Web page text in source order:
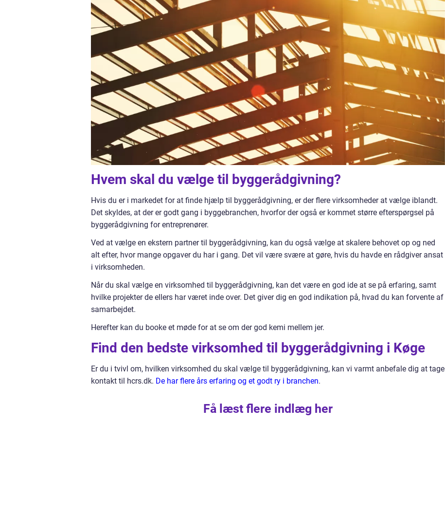
Hvem skal du vælge til byggerådgivning?
Hvis du er i markedet for at finde hjælp til byggerådgivning, er der flere virksomheder at vælge iblandt.
Det skyldes, at der er godt gang i byggebranchen, hvorfor der også er kommet større efterspørgsel på
byggerådgivning for entreprenører.
Ved at vælge en ekstern partner til byggerådgivning, kan du også vælge at skalere behovet op og ned
alt efter, hvor mange opgaver du har i gang. Det vil være svære at gøre, hvis du havde en rådgiver ansat
i virksomheden.
Når du skal vælge en virksomhed til byggerådgivning, kan det være en god ide at se på erfaring, samt
hvilke projekter de ellers har været inde over. Det giver dig en god indikation på, hvad du kan forvente af
samarbejdet.
Herefter kan du booke et møde for at se om der god kemi mellem jer.
Find den bedste virksomhed til byggerådgivning i Køge
Er du i tvivl om, hvilken virksomhed du skal vælge til byggerådgivning, kan vi varmt anbefale dig at tage
kontakt til hcrs.dk. De har flere års erfaring og et godt ry i branchen.
Få læst flere indlæg her